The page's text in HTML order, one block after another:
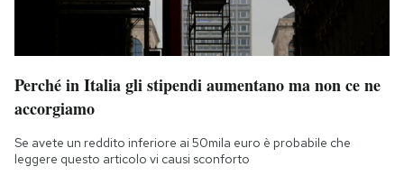
Perché in Italia gli stipendi aumentano ma non ce ne
accorgiamo
Se avete un reddito inferiore ai 50mila euro è probabile che
leggere questo articolo vi causi sconforto